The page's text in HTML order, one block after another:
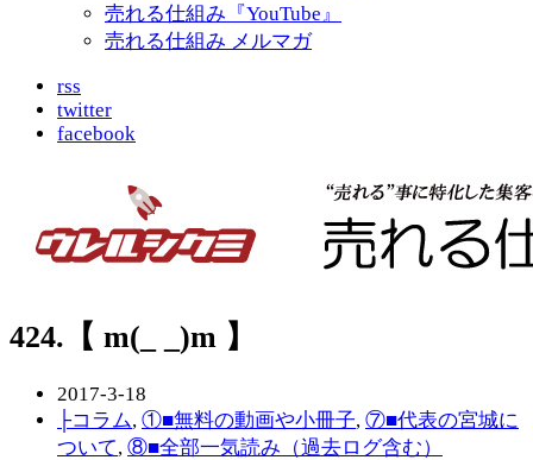
売れる仕組み『YouTube』
売れる仕組み メルマガ
rss
twitter
facebook
424.【 m(_ _)m 】
2017-3-18
├コラム, ①■無料の動画や小冊子, ⑦■代表の宮城に
ついて, ⑧■全部一気読み（過去ログ含む）